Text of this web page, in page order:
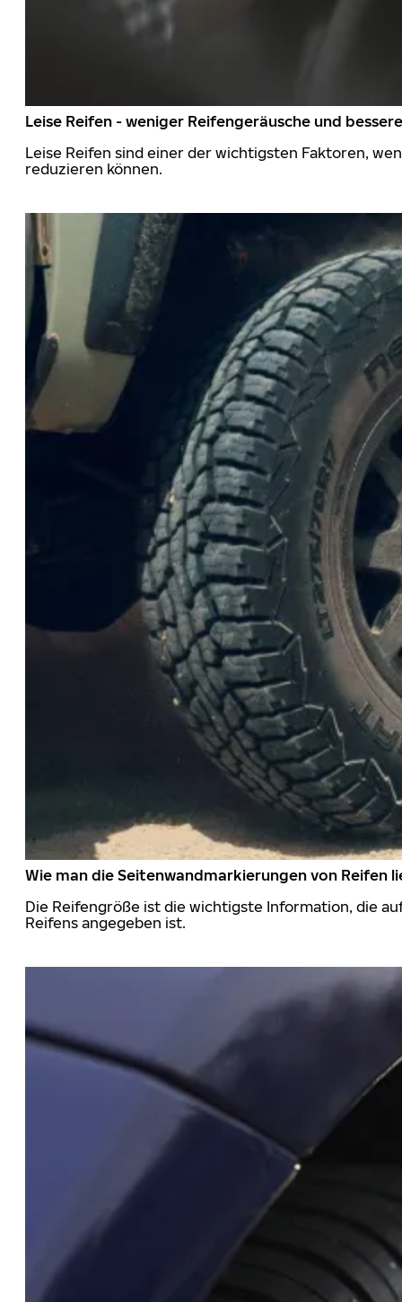
Leise Reifen - weniger Reifengeräusche und
Leise Reifen sind einer der wichtigsten Faktoren,
reduzieren können.
Wie man die Seitenwandmarkierungen von Reifen
Die Reifengröße ist die wichtigste Information, die
Reifens angegeben ist.